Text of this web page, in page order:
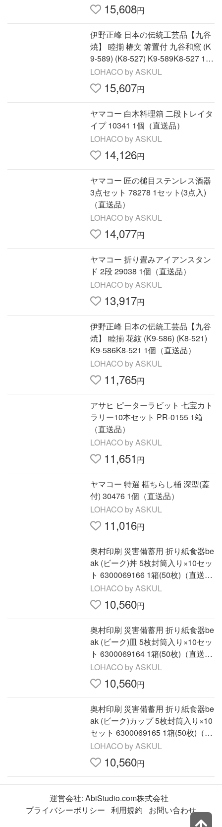
15,608円
伊野正峰 日本の伝統工芸品【九谷
焼】 睦揃 椿文 箸置付 九谷和窯 (K
9-589) (K8-527) K9-589K8-527 1個
（直送品）
LOHACO by ASKUL
15,607円
ヤマコー 白木料理箱 二段トレイタ
イプ 10341 1個（直送品）
LOHACO by ASKUL
14,126円
ヤマコー 匠の槌目ステンレス酒器
3点セット 78278 1セット(3点入)
（直送品）
LOHACO by ASKUL
14,077円
ヤマコー 折り畳みアイアンスタン
ド 2段 29038 1個（直送品）
LOHACO by ASKUL
13,917円
伊野正峰 日本の伝統工芸品【九谷
焼】 睦揃 花紋 (K9-586) (K8-521)
K9-586K8-521 1個（直送品）
LOHACO by ASKUL
11,765円
アサヒ ピーターラビット 七宝カト
ラリー10本セット PR-0155 1箱
（直送品）
LOHACO by ASKUL
11,651 円
ヤマコー 特選 椹ちらし桶 深型(蓋
付) 30476 1個（直送品）
LOHACO by ASKUL
11,016円
奥村印刷 災害備蓄用 折り紙食器be
ak (ビーク)丼 5枚封筒入り×10セッ
ト 6300069166 1箱(50枚)（直送
品）
LOHACO by ASKUL
10,560円
奥村印刷 災害備蓄用 折り紙食器be
ak (ビーク)皿 5枚封筒入り×10セッ
ト 6300069164 1箱(50枚)（直送
品）
LOHACO by ASKUL
10,560円
奥村印刷 災害備蓄用 折り紙食器be
ak (ビーク)カップ 5枚封筒入り×10
セット 6300069165 1箱(50枚)（直
送品）
LOHACO by ASKUL
10,560円
運営会社: AbiStudio.com株式会社
プライバシーポリシー 利用規約 お問い合わせ